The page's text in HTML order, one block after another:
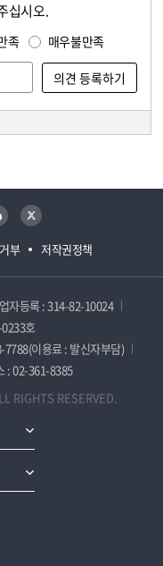
십시오.
족 매우불만족
부 저작권정책
트위터
자등록 : 314-82-10024
호
7788(이용료 : 발신자부담)
: 02-361-8385
RIGHTS RESERVED.